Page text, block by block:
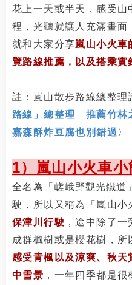
花上一天或半天，感受山
程，光聽就讓人充滿畫面
就和大家分享嵐山小火車
覽路線推薦，以及搭乘實
註：嵐山散步路線總整理
路線」總整理 推薦竹林
嘉森酥炸豆腐也別錯過 〉
1）嵐山小火車
全名為「 嵯峨野觀光鐵道
駛，所以又稱為「嵐山
保津川行駛 ，途中除了
成群楓樹或是櫻花樹，所
感受青楓以及涼爽、秋天
中雪景 ，一年四季都是很